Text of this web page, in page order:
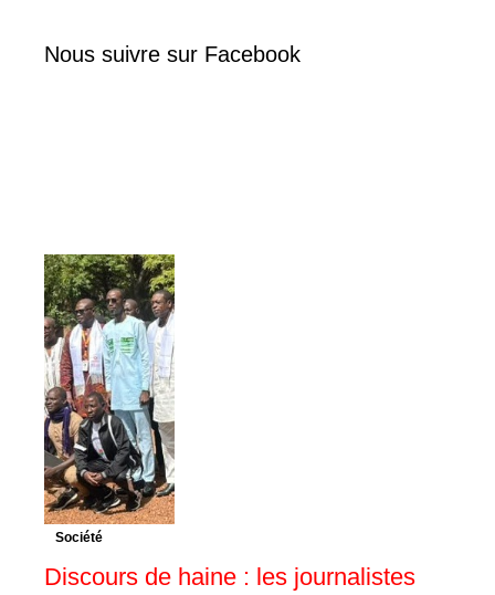
Nous suivre sur Facebook
Société
Discours de haine : les journalistes